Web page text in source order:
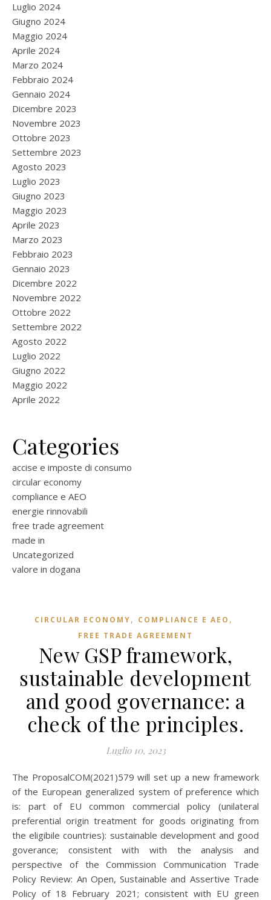
Luglio 2024
Giugno 2024
Maggio 2024
Aprile 2024
Marzo 2024
Febbraio 2024
Gennaio 2024
Dicembre 2023
Novembre 2023
Ottobre 2023
Settembre 2023
Agosto 2023
Luglio 2023
Giugno 2023
Maggio 2023
Aprile 2023
Marzo 2023
Febbraio 2023
Gennaio 2023
Dicembre 2022
Novembre 2022
Ottobre 2022
Settembre 2022
Agosto 2022
Luglio 2022
Giugno 2022
Maggio 2022
Aprile 2022
Categories
accise e imposte di consumo
circular economy
compliance e AEO
energie rinnovabili
free trade agreement
made in
Uncategorized
valore in dogana
CIRCULAR ECONOMY, COMPLIANCE E AEO ,
FREE TRADE AGREEMENT
New GSP framework,
sustainable development
and good governance: a
check of the principles.
Luglio 10, 2023
The ProposalCOM(2021)579 will set up a new framework
of the European generalized system of preference which
is: part of EU common commercial policy (unilateral
preferential origin treatment for goods originating from
the eligibile countries): sustainable development and good
goverance; consistent with with the analysis and
perspective of the Commission Communication Trade
Policy Review: An Open, Sustainable and Assertive Trade
Policy of 18 February 2021; consistent with EU green